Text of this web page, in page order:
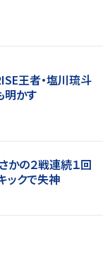
王者・塩川琉斗
明かす
かの２戦連続１回
ックで失神